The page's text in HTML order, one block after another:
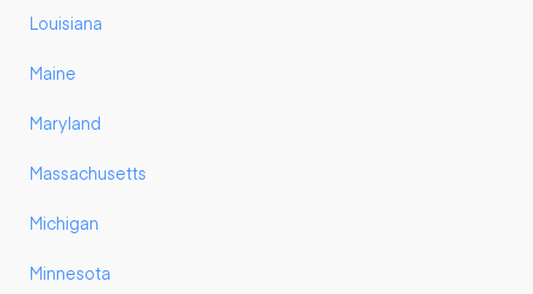
Louisiana
Maine
Maryland
Massachusetts
Michigan
Minnesota